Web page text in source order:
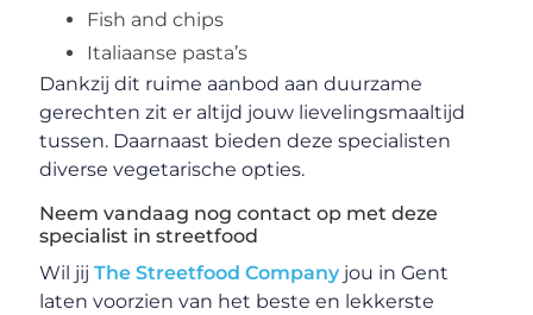
Fish and chips
Italiaanse pasta’s
Dankzij dit ruime aanbod aan duurzame
gerechten zit er altijd jouw lievelingsmaaltijd
tussen. Daarnaast bieden deze specialisten
diverse vegetarische opties.
Neem vandaag nog contact op met deze
specialist in streetfood
Wil jijThe Streetfood Company jou in Gent
laten voorzien van het beste en lekkerste